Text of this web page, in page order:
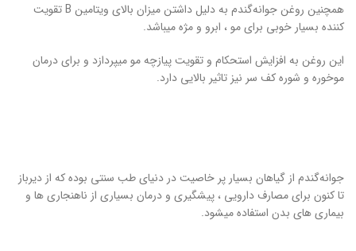
همچنین روغن جوانه‌گندم به دلیل داشتن میزان بالای ویتامین B تقویت
کننده بسیار خوبی برای مو ، ابرو و مژه میباشد.
این روغن به افزایش استحکام و تقویت پیازچه مو میپردازد و برای درمان
موخوره و شوره کف سر نیز تاثیر بالایی دارد.
جوانه‌گندم از گیاهان بسیار پر خاصیت در دنیای طب سنتی بوده که از دیرباز
تا کنون برای مصارف دارویی ، پیشگیری و درمان بسیاری از ناهنجاری ها و
بیماری های بدن استفاده میشود.